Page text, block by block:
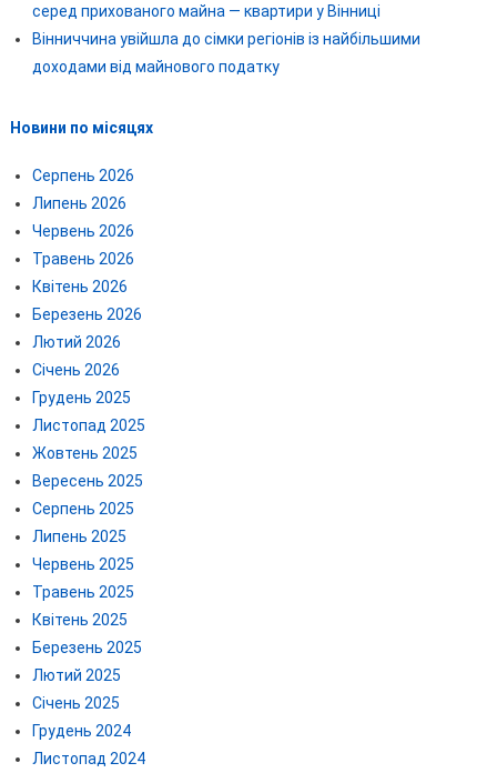
серед прихованого майна — квартири у Вінниці
Вінниччина увійшла до сімки регіонів із найбільшими
доходами від майнового податку
Новини по місяцях
Серпень 2026
Липень 2026
Червень 2026
Травень 2026
Квітень 2026
Березень 2026
Лютий 2026
Січень 2026
Грудень 2025
Листопад 2025
Жовтень 2025
Вересень 2025
Серпень 2025
Липень 2025
Червень 2025
Травень 2025
Квітень 2025
Березень 2025
Лютий 2025
Січень 2025
Грудень 2024
Листопад 2024